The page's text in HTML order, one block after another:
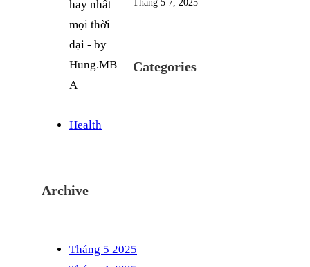
Tháng 5 7, 2025
Categories
Health
Archive
Tháng 5 2025